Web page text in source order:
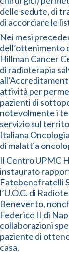
delle sedute, di
di accorciare le
Nei mesi
dell’ottenimento
Hillman Cancer
di radioterapia
attività per
pazienti di
notevolmente i
servizio sul
Italiana
di malattia
Il Centro UPMC
instaurato
Fatebenefratelli
l’U.O.C. di
Benevento,
Federico II di
collaborazioni
paziente di
casa.